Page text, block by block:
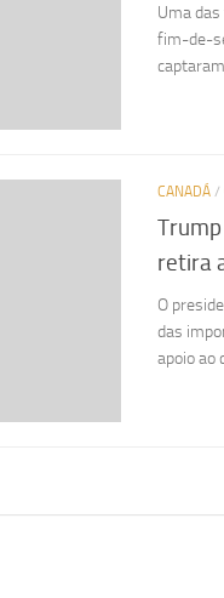
Uma
fim-de-
CANADÁ /
Trump
retira
O
das
apoio ao